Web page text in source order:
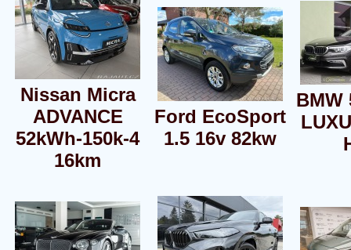
Nissan Micra
ADVANCE
52kWh-150k-4
16km
Ford EcoSport
1.5 16v 82kw
BMW